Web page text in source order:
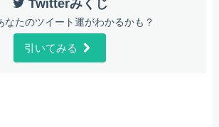
Twitterみくじ
なたのツイート運がわかるかも？
引いてみる